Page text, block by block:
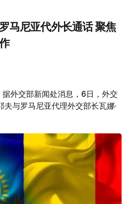
马尼亚代外长通话 聚焦
据外交部新闻处消息，6日，外交
夫与罗马尼亚代理外交部长瓦娜·